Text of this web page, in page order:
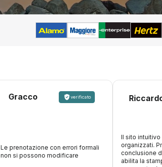
Gracco verificato
Le prenotazione con errori formali
non si possono modificare
Il sito
organizzati.
conclusione
abilita la